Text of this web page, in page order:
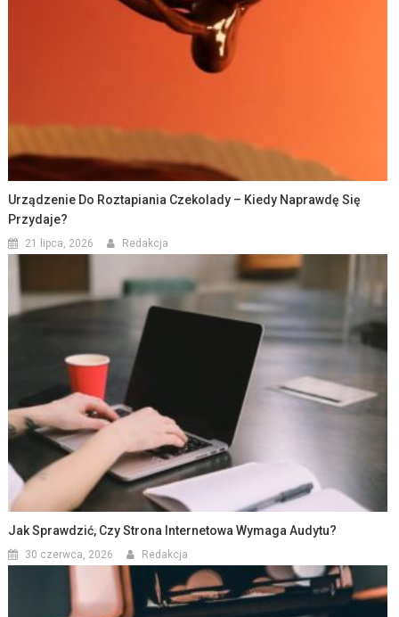
Urządzenie Do Roztapiania Czekolady – Kiedy Naprawdę Się
Przydaje?
21 lipca, 2026 Redakcja
Jak Sprawdzić, Czy Strona Internetowa Wymaga Audytu?
30 czerwca, 2026 Redakcja